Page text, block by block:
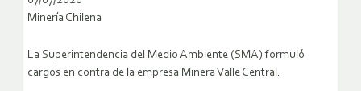
Minería Chilena
La Superintendencia del Medio Ambiente (SMA) formuló
cargos en contra de la empresa Minera Valle Central.